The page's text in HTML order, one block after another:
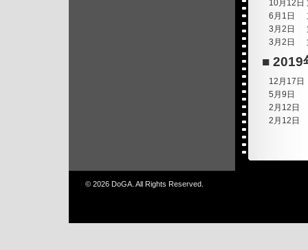
10月12日
6月1日
3月2日
3月2日
2019
12月17日
5月9日
2月12日
2月12日
© 2026 DoGA. All Rights Reserved.